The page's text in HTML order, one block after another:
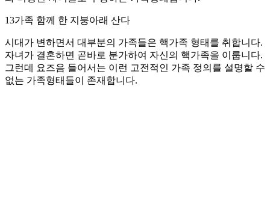
13가족 함께 한 지붕아래 산다
시대가 변하면서 대부분의 가족들은 핵가족 형태를 취합니다.
자녀가 결혼하면 곧바로 분가하여 자신의 핵가족을 이룹니다.
그런데 요즈음 들어서는 이런 고전적인 가족 정의를 설명할 수
없는 가족형태들이 존재합니다.